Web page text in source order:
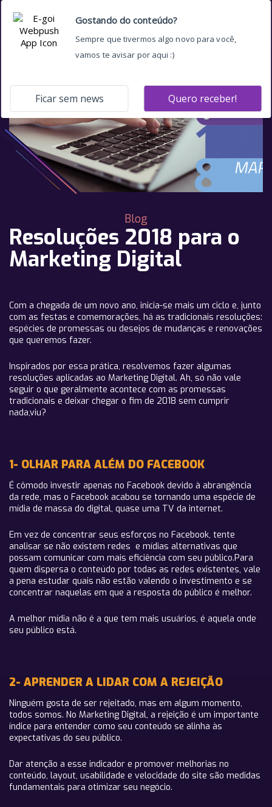
Blog
Resoluções 2018 para o
Marketing Digital
Com a chegada de um novo ano, inicia-se mais um ciclo e, junto
com as festas e comemorações, há as tradicionais resoluções:
espécies de promessas ou desejos de mudanças e renovações
que queremos fazer.
Inspirados por essa prática, resolvemos fazer algumas
resoluções aplicadas ao Marketing Digital. Ah, só não vale
seguir o que geralmente acontece com as promessas
tradicionais e deixar chegar o fim de 2018 sem cumprir
nada,viu?
1- OLHAR PARA ALÉM DO FACEBOOK
É cômodo investir apenas no Facebook devido à abrangência
da rede, mas o Facebook acabou se tornando uma espécie de
mídia de massa do digital, quase uma TV da internet.
Em vez de concentrar seus esforços no Facebook, tente
analisar se não existem redes e mídias alternativas que
possam comunicar com mais eficiência com seu público.Para
quem dispersa o conteúdo por todas as redes existentes, vale
a pena estudar quais não estão valendo o investimento e se
concentrar naquelas em que a resposta do público é melhor.
A melhor mídia não é a que tem mais usuários, é aquela onde
seu público está.
2- APRENDER A LIDAR COM A REJEIÇÃO
Ninguém gosta de ser rejeitado, mas em algum momento,
todos somos. No Marketing Digital, a rejeição é um importante
índice para entender como seu conteúdo se alinha às
expectativas do seu público.
Dar atenção a esse indicador e promover melhorias no
conteúdo, layout, usabilidade e velocidade do site são medidas
fundamentais para otimizar seu negócio.